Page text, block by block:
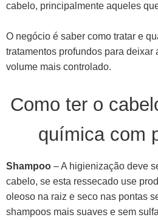
cabelo, principalmente aqueles
O negócio é saber como tratar e
tratamentos profundos para deixar
volume mais controlado.
Como ter o
química com
Shampoo – A higienização deve
cabelo, se esta ressecado use
oleoso na raiz e seco nas pontas
shampoos mais suaves e sem